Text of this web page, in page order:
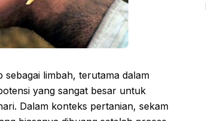
sebagai limbah, terutama dalam
yang sangat besar untuk
Dalam konteks pertanian, sekam